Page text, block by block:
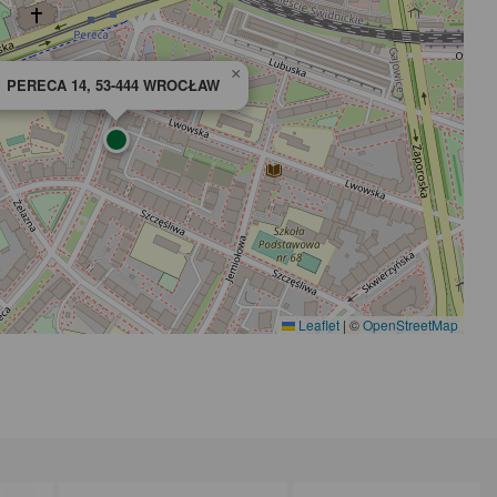
PERECA 14, 53-444 WROCŁAW
×
Leaflet | ©OpenStreetMap